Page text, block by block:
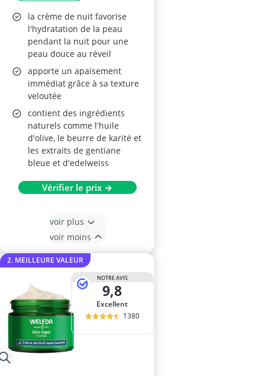
la crème de nuit favorise
l'hydratation de la peau
pendant la nuit pour une
peau douce au réveil
apporte un apaisement
immédiat grâce à sa texture
veloutée
contient des ingrédients
naturels comme l'huile
d'olive, le beurre de karité et
les extraits de gentiane
bleue et d'edelweiss
Vérifier le prix →
voir plus
voir moins
2. MEILLEURE VALEUR
NOTRE AVIS
9,8
Excellent
1380